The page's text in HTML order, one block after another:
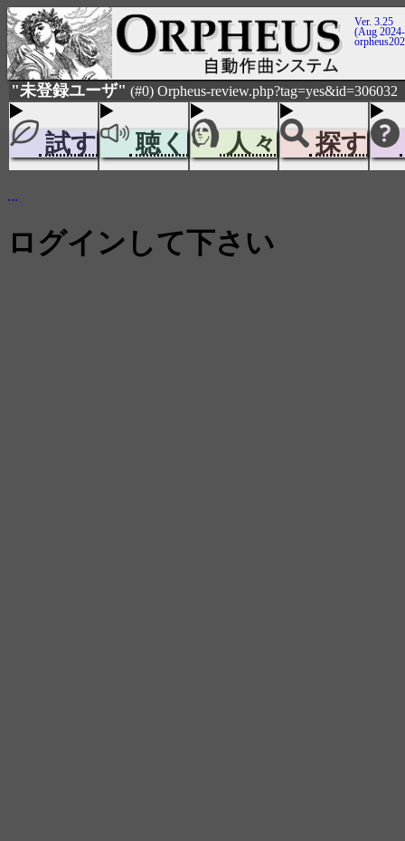
Ver. 3.25
(Aug
"未登録ユーザ" (#0) Orpheus-review.php?tag=yes&id=306032
試す 聴く 人々 探す
...
ログインして下さい